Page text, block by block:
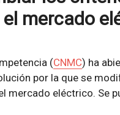
mercado
(CNMC) ha
por la que se
mercado eléctrico. Se